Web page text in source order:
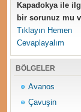
Kapadokya ile
bir sorunuz mu
Tıklayın Hemen
Cevaplayalım
BÖLGELER
Avanos
Çavuşin